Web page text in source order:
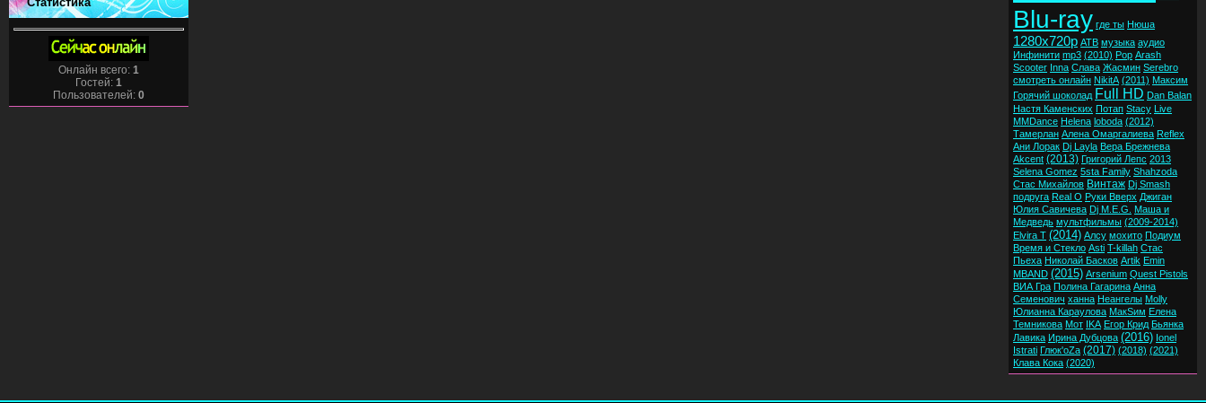
Онлайн всего: 1
Гостей: 1
Пользователей: 0
Blu-ray где ты Нюша
1280x720p ATB музыка аудио
Инфинити mp3 (2010) Pop Arash
Scooter Inna Слава Жасмин Serebro
смотреть онлайн NikitA (2011) Максим
Горячий шоколад Full HD Dan Balan
Настя Каменских Потап Stacy Live
MMDance Helena loboda (2012)
Тамерлан Алена Омаргалиева Reflex
Ани Лорак Dj Layla Вера Брежнева
Akcent (2013) Григорий Лепс 2013
Selena Gomez 5sta Family Shahzoda
Стас Михайлов Винтаж Dj Smash
подруга Real O Руки Вверх Джиган
Юлия Савичева Dj M.E.G.
Маша и
Медведь мультфильмы (2009-2014)
Elvira T (2014) Алсу мохито Подиум
Время и Стекло Asti T-killah Стас
Пьеха Николай Басков Artik Emin
MBAND (2015) Arsenium Quest Pistols
ВИА Гра Полина Гагарина Анна
Семенович ханна Неангелы Molly
Юлианна Караулова МакSим Елена
Темникова Мот IKA Егор Крид Бьянка
Лавика Ирина Дубцова (2016) Ionel
Istrati Глюк'oZa (2017) (2018) (2021)
Клава Кока (2020)